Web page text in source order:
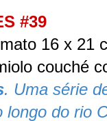
#39
16 x 21
couché
. Uma série
longo do rio